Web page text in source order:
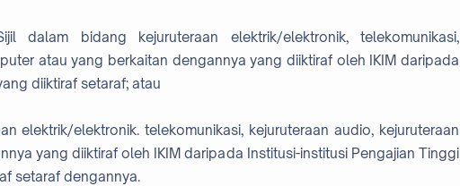
dalam bidang kejuruteraan elektrik/elektronik, telekomunikasi,
atau yang berkaitan dengannya yang diiktiraf oleh IKIM daripada
diiktiraf setaraf; atau
elektrik/elektronik. telekomunikasi, kejuruteraan audio, kejuruteraan
yang diiktiraf oleh IKIM daripada Institusi-institusi Pengajian Tinggi
setaraf dengannya.